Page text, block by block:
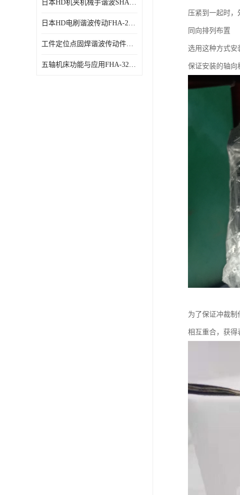
日本HD机夹机械手谐波SHA32A120CG-B12B
日本HD电刷谐波传动FHA-25C-50-E250-C
工件定位点固焊谐波传动件哈默纳科CSF-45-100-2UH
五轴机床功能与应用FHA-32C-50-US250
压紧到一起时，
同向排列布置
选用这种方式安
保证安装的轴向
为了保证冲裁制
相互重合，获得